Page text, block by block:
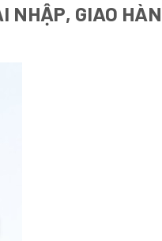
NHẬP, GIAO